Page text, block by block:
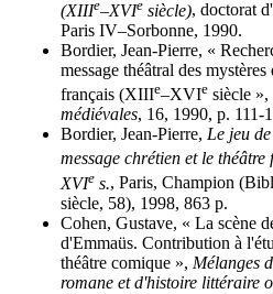
(XIIIe–XVIe siècle), doctorat
Paris IV–Sorbonne, 1990.
Bordier, Jean-Pierre, «
message théâtral des mystères
français (XIIIe–XVIe siècle »,
médiévales, 16, 1990, p. 111-
Bordier, Jean-Pierre, Le jeu
message chrétien et le
XVIe s., Paris, Champion
siècle, 58), 1998, 863 p.
Cohen, Gustave, « La scène
d'Emmaüs. Contribution à
théâtre comique », Mélanges
romane et d'histoire littéraire